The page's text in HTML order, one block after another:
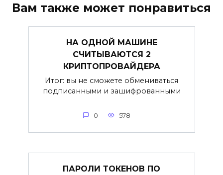
Вам также может понравиться
НА ОДНОЙ МАШИНЕ
СЧИТЫВАЮТСЯ 2
КРИПТОПРОВАЙДЕРА
Итог: вы не сможете обмениваться
подписанными и зашифрованными
0 578
ПАРОЛИ ТОКЕНОВ ПО